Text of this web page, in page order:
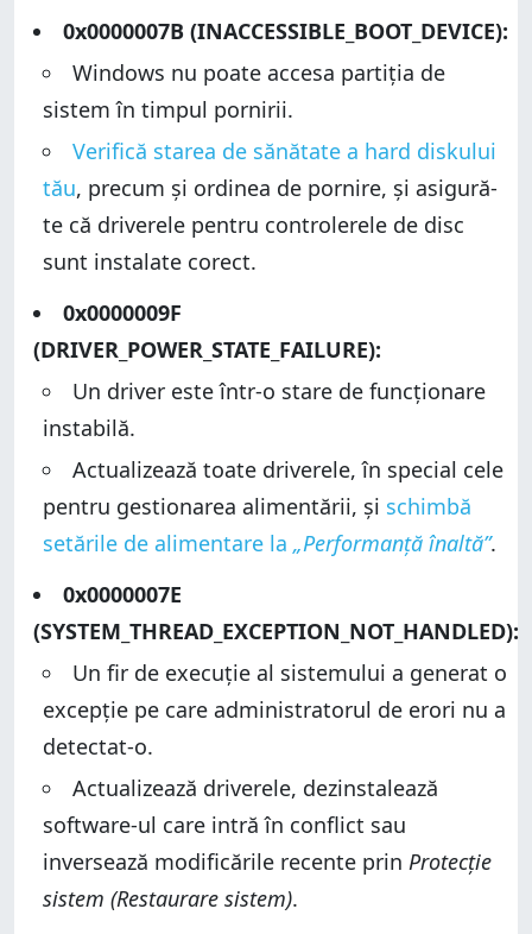
0x0000007B (INACCESSIBLE_BOOT_DEVICE):
Windows nu poate accesa partiția de
sistem în timpul pornirii.
Verifică starea de sănătate a hard diskului
tău, precum și ordinea de pornire, și asigură-
te că driverele pentru controlerele de disc
sunt instalate corect.
0x0000009F
(DRIVER_POWER_STATE_FAILURE):
Un driver este într-o stare de funcționare
instabilă.
Actualizează toate driverele, în special cele
pentru gestionarea alimentării, și schimbă
setările de alimentare la „Performanță înaltă”.
0x0000007E
(SYSTEM_THREAD_EXCEPTION_NOT_HANDLED):
Un fir de execuție al sistemului a generat o
excepție pe care administratorul de erori nu a
detectat-o.
Actualizează driverele, dezinstalează
software-ul care intră în conflict sau
inversează modificările recente prin Protecție
sistem (Restaurare sistem).